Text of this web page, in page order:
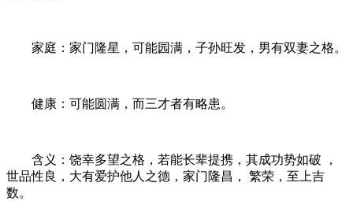
家庭：家门隆星，可能园满，子孙旺发，男有双妻之格。
健康：可能圆满，而三才者有略患。
含义：饶幸多望之格，若能长辈提携，其成功势如破 ，
世品性良，大有爱护他人之德，家门隆昌， 繁荣，至上吉
数。